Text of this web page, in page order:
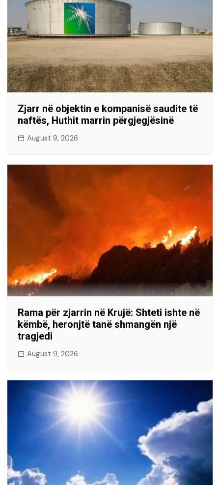
Zjarr në objektin e kompanisë saudite të
naftës, Huthit marrin përgjegjësinë
August 9, 2026
Rama për zjarrin në Krujë: Shteti ishte në
këmbë, heronjtë tanë shmangën një
tragjedi
August 9, 2026